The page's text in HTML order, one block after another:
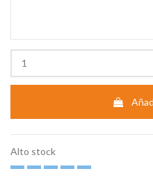
Alto stock